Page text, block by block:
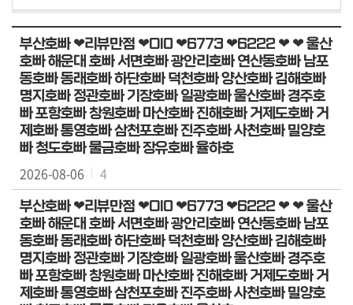
군
정
질
문
발
언
상
의
정
활
동
사
부산호빠 ❤리뷰만점 ❤OI0 ❤6773 ❤6222 ❤ ❤ 울산
호빠 해운대 호빠 서면호빠 광안리호빠 연산동호빠 남포
동호빠 동래호빠 하단호빠 덕천호빠 양산호빠 김해호빠
명지호빠 정관호빠 기장호빠 일광호빠 울산호빠 경주호
빠 포항호빠 창원호빠 마산호빠 진해호빠 거제도호빠 거
제호빠 통영호빠 삼천포호빠 진주호빠 사천호빠 밀양호
빠 청도호빠 물금호빠 장유호빠 율하호
2026-08-06 4
부산호빠 ❤리뷰만점 ❤OI0 ❤6773 ❤6222 ❤ ❤ 울산
호빠 해운대 호빠 서면호빠 광안리호빠 연산동호빠 남포
동호빠 동래호빠 하단호빠 덕천호빠 양산호빠 김해호빠
명지호빠 정관호빠 기장호빠 일광호빠 울산호빠 경주호
빠 포항호빠 창원호빠 마산호빠 진해호빠 거제도호빠 거
제호빠 통영호빠 삼천포호빠 진주호빠 사천호빠 밀양호